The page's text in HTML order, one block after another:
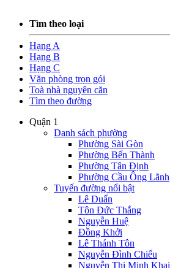
Tìm theo loại
Hạng A
Hạng B
Hạng C
Văn phòng trọn gói
Toà nhà nguyên căn
Tìm theo đường
Quận 1
Danh sách phường
Phường Sài Gòn
Phường Bến Thành
Phường Tân Định
Phường Cầu Ông Lãnh
Tuyến đường nổi bật
Lê Duẩn
Tôn Đức Thắng
Nguyễn Huệ
Đồng Khởi
Lê Thánh Tôn
Nguyễn Đình Chiểu
Nguyễn Thị Minh Khai